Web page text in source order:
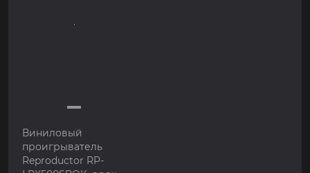
Виниловый
проигрыватель
Reproductor RP-